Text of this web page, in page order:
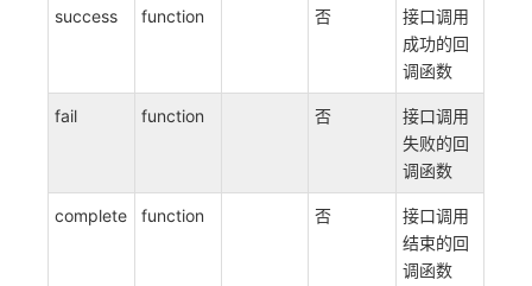
success function 否
接口调用
成功的回
调函数
fail function 否
接口调用
失败的回
调函数
complete function 否
接口调用
结束的回
调函数